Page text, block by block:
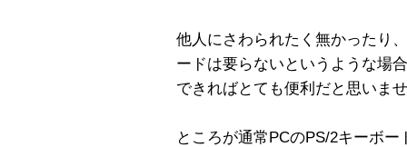
他人にさわられたく無かったり
ードは要らないというような場
できればとても便利だと思いま
ところが通常PCのPS/2キーボ